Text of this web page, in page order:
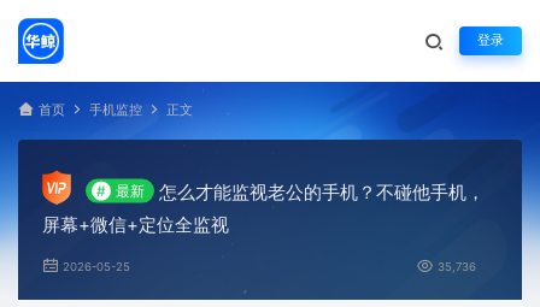
登录
首页 手机监控 正文
# 最新
怎么才能监视老公的手机？不碰他手机，
屏幕+微信+定位全监视
2026-05-25 35,736